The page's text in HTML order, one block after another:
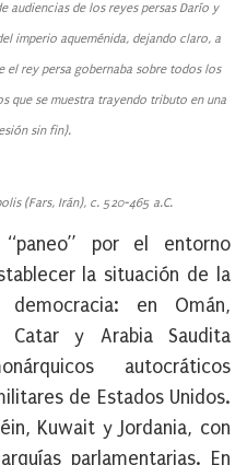
audiencias de los reyes persas Darío y
imperio aqueménida, dejando claro, a
rey persa gobernaba sobre todos los
que se muestra trayendo tributo en una
sin fin).
(Fars, Irán), c. 520-465 a.C.
por el entorno
la situación de la
en Omán,
Catar y Arabia Saudita
autocráticos
de Estados Unidos.
Kuwait y Jordania, con
parlamentarias. En